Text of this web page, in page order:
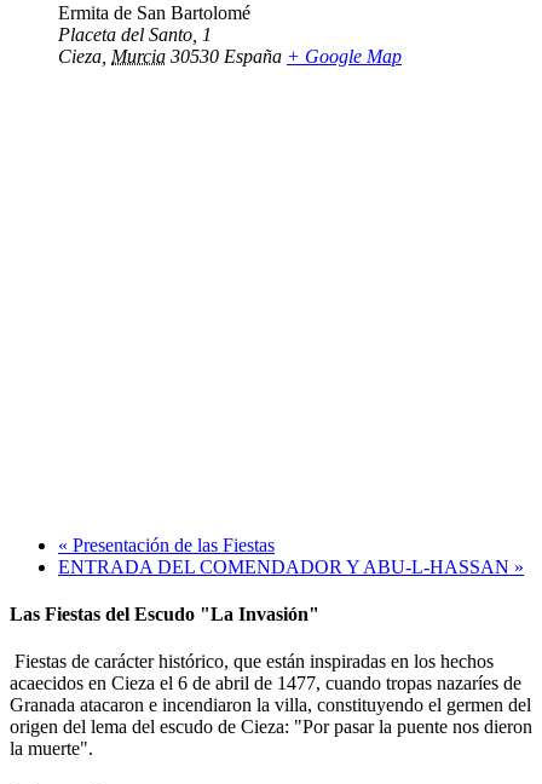
Ermita de San Bartolomé
Placeta del Santo, 1
Cieza Murcia 30530 España + Google Map
« Presentación de las Fiestas
ENTRADA DEL COMENDADOR Y ABU-L-HASSAN »
Las Fiestas del Escudo "La Invasión"
Fiestas de carácter histórico, que están inspiradas en los hechos
acaecidos en Cieza el 6 de abril de 1477, cuando tropas nazaríes de
Granada atacaron e incendiaron la villa, constituyendo el germen del
origen del lema del escudo de Cieza: "Por pasar la puente nos dieron
la muerte".